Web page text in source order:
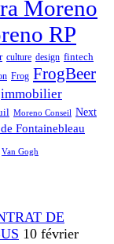
Moreno
RP
culture design fintech
Frog FrogBeer
immobilier
Moreno Conseil Next
Fontainebleau
Van Gogh
DE
10 février